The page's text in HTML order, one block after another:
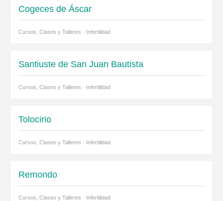
Cogeces de Áscar
Cursos, Clases y Talleres · Infertilidad
Santiuste de San Juan Bautista
Cursos, Clases y Talleres · Infertilidad
Tolocirio
Cursos, Clases y Talleres · Infertilidad
Remondo
Cursos, Clases y Talleres · Infertilidad